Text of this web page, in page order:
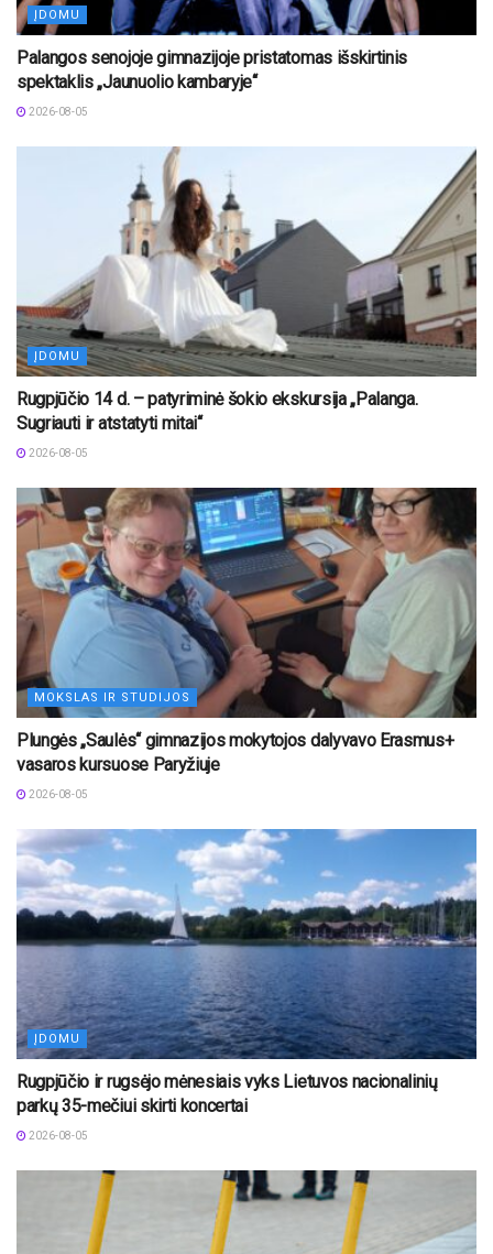
ĮDOMU
Palangos senojoje gimnazijoje pristatomas išskirtinis
spektaklis „Jaunuolio kambaryje“
2026-08-05
ĮDOMU
Rugpjūčio 14 d. – patyriminė šokio ekskursija „Palanga.
Sugriauti ir atstatyti mitai“
2026-08-05
MOKSLAS IR STUDIJOS
Plungės „Saulės“ gimnazijos mokytojos dalyvavo Erasmus+
vasaros kursuose Paryžiuje
2026-08-05
ĮDOMU
Rugpjūčio ir rugsėjo mėnesiais vyks Lietuvos nacionalinių
parkų 35-mečiui skirti koncertai
2026-08-05